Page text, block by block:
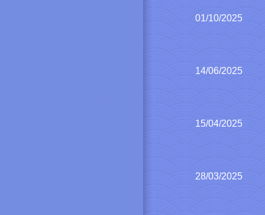
01/10/2025
14/06/2025
15/04/2025
28/03/2025